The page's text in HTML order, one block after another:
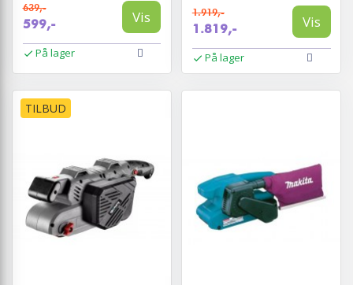
639,-
599,- Vis
På lager
1.919,-
1.819,- Vis
På lager
TILBUD